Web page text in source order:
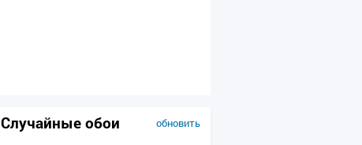
обновить
Случайные обои